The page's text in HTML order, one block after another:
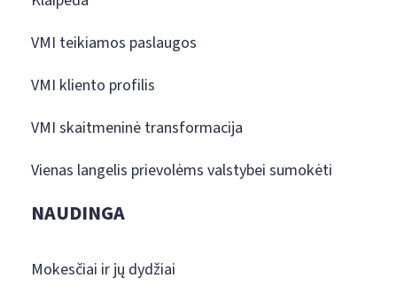
VMI teikiamos paslaugos
VMI kliento profilis
VMI skaitmeninė transformacija
Vienas langelis prievolėms valstybei sumokėti
NAUDINGA
Mokesčiai ir jų dydžiai